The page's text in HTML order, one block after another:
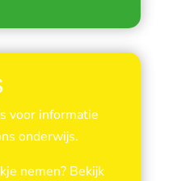
voor informatie
onderwijs.
nemen? Bekijk